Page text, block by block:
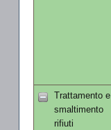
Trattamento e
smaltimento
rifiuti